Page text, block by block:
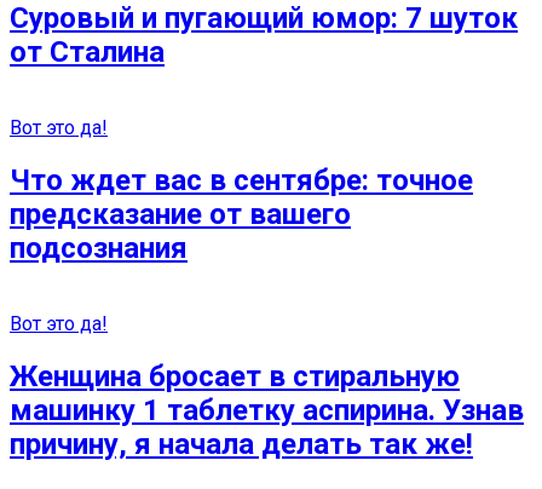
Суровый и пугающий юмор: 7 шуток
от Сталина
Вот это да!
Что ждет вас в сентябре: точное
предсказание от вашего
подсознания
Вот это да!
Женщина бросает в стиральную
машинку 1 таблетку аспирина. Узнав
причину, я начала делать так же!